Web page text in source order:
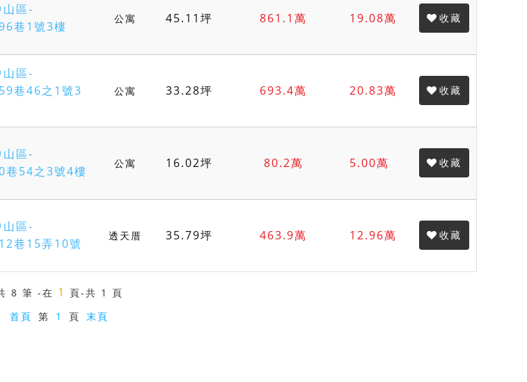
區-
巷1號3樓
公寓 45.11坪 861.1萬 19.08萬 收藏
區-
巷46之1號3
公寓 33.28坪 693.4萬 20.83萬 收藏
區-
巷54之3號4樓
公寓 16.02坪 80.2萬 5.00萬 收藏
區-
巷15弄10號
透天厝 35.79坪 463.9萬 12.96萬 收藏
8 筆 -在 1 頁-共 1 頁
首頁 第 1 頁 末頁